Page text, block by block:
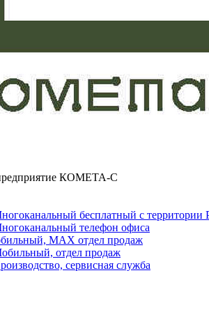
КОМЕТА-С
бесплатный с территории
телефон офиса
MAX отдел продаж
отдел продаж
сервисная служба